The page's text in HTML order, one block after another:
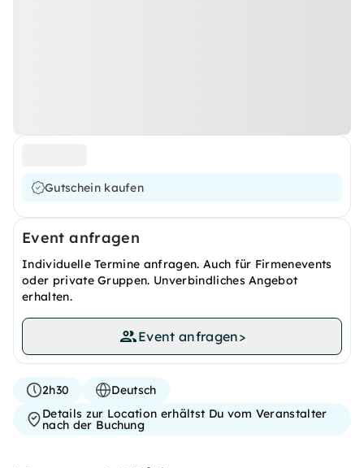
Gutschein kaufen
Event anfragen
Individuelle Termine anfragen. Auch für Firmenevents
oder private Gruppen. Unverbindliches Angebot
erhalten.
Event anfragen>
2h30
Deutsch
Details zur Location erhältst Du vom Veranstalter
nach der Buchung